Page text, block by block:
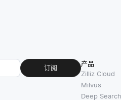
订阅
产品
Zilliz Cloud
Milvus
Deep